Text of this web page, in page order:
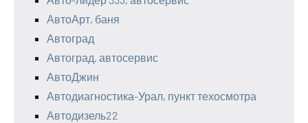
АвтоАрт, баня
Автоград
Автоград, автосервис
АвтоДжин
Автодиагностика-Урал, пункт техосмотра
Автодизель22